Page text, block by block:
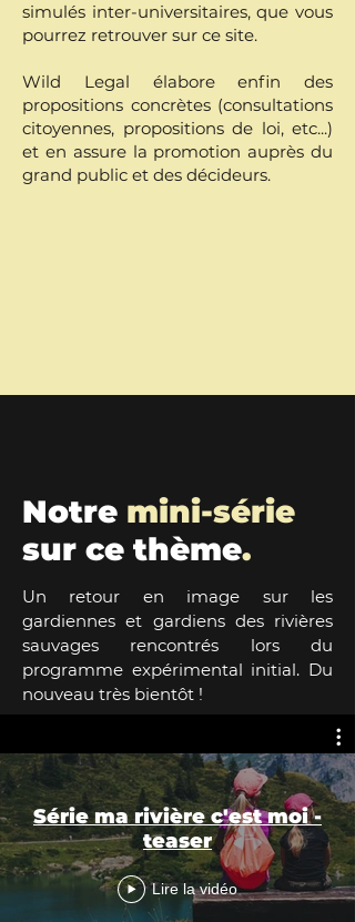
J'ai un territoire à défendre, je rejoins l'expérimentation
simulés inter-universitaires, que vous
pourrez retrouver sur ce site.
Wild Legal élabore enfin des
propositions concrètes (consultations
citoyennes, propositions de loi, etc...)
et en assure la promotion auprès du
grand public et des décideurs.
Notre mini-série
sur ce thème.
Un retour en image sur les
gardiennes et gardiens des rivières
sauvages rencontrés lors du
programme expérimental initial. Du
nouveau très bientôt !
Série ma rivière c'est moi -
teaser
Lire la vidéo